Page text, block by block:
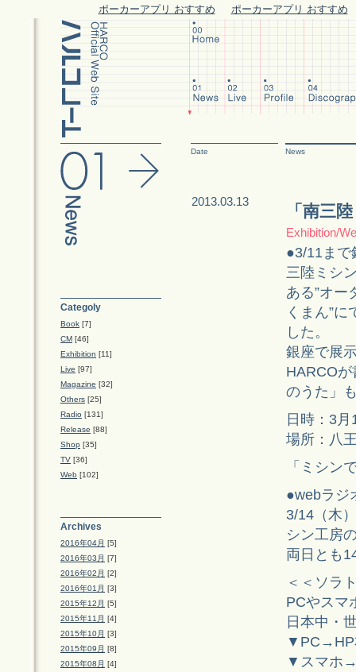
ポーカーアプリ おすすめ ポーカーアプリ おすすめ
Categoly
Book [7]
CM [46]
Exhibition [11]
Live [97]
Magazine [32]
Others [25]
Radio [131]
Release [88]
Shop [35]
TV [36]
Web [102]
Archives
2016年04月 [5]
2016年03月 [7]
2016年02月 [2]
2016年01月 [3]
2015年12月 [5]
2015年11月 [4]
2015年10月 [3]
2015年09月 [8]
2015年08月 [4]
Date News
2013.03.13
「南三
Exhibition/
●3/11まで
三陸ミシ
ある”オ
くまん”
した。
銀座で展
HARCO
のうた」
日時：3
場所：八
「ミシン
●webラジ
3/14（木
シン工房
両日とも
＜＜ソラ
PCやスマ
日本中・
▼PC→HP
▼スマホ→